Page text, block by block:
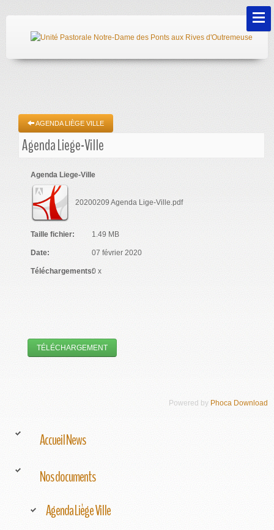
AGENDA LIÈGE VILLE
Agenda Liege-Ville
Agenda Liege-Ville
20200209 Agenda Lige-Ville.pdf
Taille fichier: 1.49 MB
Date: 07 février 2020
Téléchargements:0 x
Powered by Phoca Download
Accueil News
Nos documents
Agenda Liège Ville